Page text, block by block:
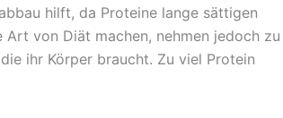
hilft, da Proteine lange sättigen
von Diät machen, nehmen jedoch zu
ihr Körper braucht. Zu viel Protein